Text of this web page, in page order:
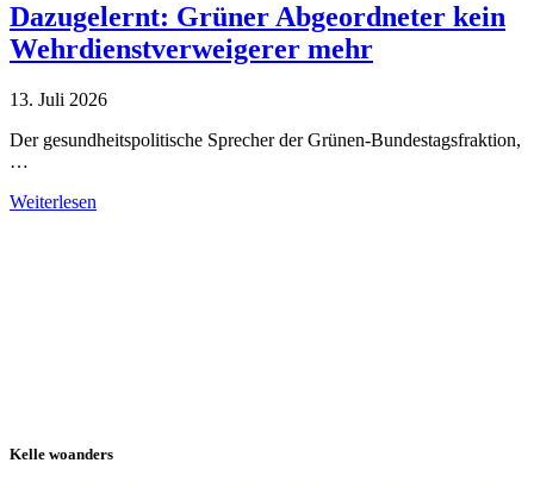
Dazugelernt: Grüner Abgeordneter kein
Wehrdienstverweigerer mehr
13. Juli 2026
Der gesundheitspolitische Sprecher der Grünen-Bundestagsfraktion,
…
Weiterlesen
Kelle woanders